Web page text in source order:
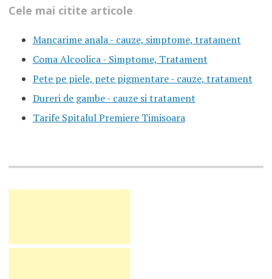
Cele mai citite articole
Mancarime anala - cauze, simptome, tratament
Coma Alcoolica - Simptome, Tratament
Pete pe piele, pete pigmentare - cauze, tratament
Dureri de gambe - cauze si tratament
Tarife Spitalul Premiere Timisoara